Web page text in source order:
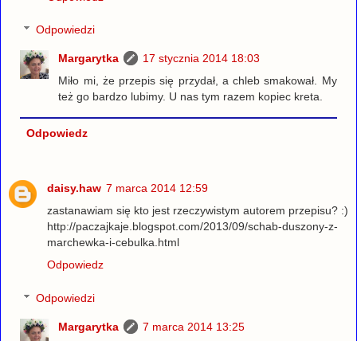
Odpowiedzi
Margarytka
17 stycznia 2014 18:03
Miło mi, że przepis się przydał, a chleb smakował. My
też go bardzo lubimy. U nas tym razem kopiec kreta.
Odpowiedz
daisy.haw 7 marca 2014 12:59
zastanawiam się kto jest rzeczywistym autorem przepisu? :)
http://paczajkaje.blogspot.com/2013/09/schab-duszony-z-
marchewka-i-cebulka.html
Odpowiedz
Odpowiedzi
Margarytka
7 marca 2014 13:25